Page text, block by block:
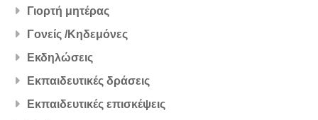
Γιορτή μητέρας
Γονείς /Κηδεμόνες
Εκδηλώσεις
Εκπαιδευτικές δράσεις
Εκπαιδευτικές επισκέψεις